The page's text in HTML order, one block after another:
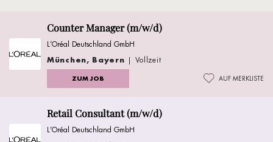
Counter Manager (m/w/d)
L’Oréal Deutschland GmbH
München, Bayern | Vollzeit
ZUM JOB AUF MERKLISTE
Retail Consultant (m/w/d)
L’Oréal Deutschland GmbH